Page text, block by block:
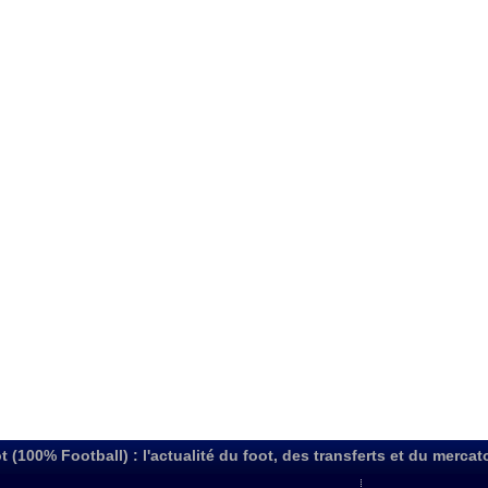
(100% Football) : l'actualité du foot, des transferts et du